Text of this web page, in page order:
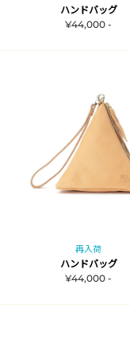
ハンドバッグ
¥44,000 -
再入荷
ハンドバッグ
¥44,000 -